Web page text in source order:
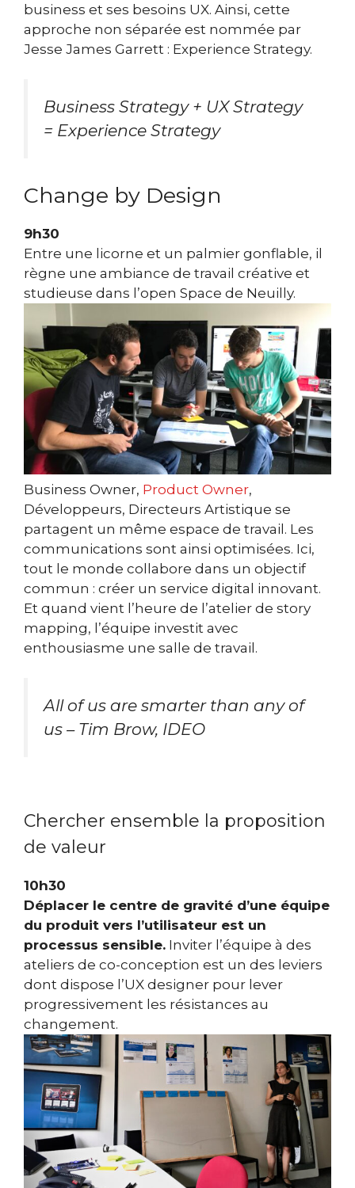
business et ses besoins UX. Ainsi, cette
approche non séparée est nommée par
Jesse James Garrett : Experience Strategy.
Business Strategy + UX Strategy
= Experience Strategy
Change by Design
9h30
Entre une licorne et un palmier gonflable, il
règne une ambiance de travail créative et
studieuse dans l’open Space de Neuilly.
Business Owner, Product Owner,
Développeurs, Directeurs Artistique se
partagent un même espace de travail. Les
communications sont ainsi optimisées. Ici,
tout le monde collabore dans un objectif
commun : créer un service digital innovant.
Et quand vient l’heure de l’atelier de story
mapping, l’équipe investit avec
enthousiasme une salle de travail.
All of us are smarter than any of
us – Tim Brow, IDEO
Chercher ensemble la proposition
de valeur
10h30
Déplacer le centre de gravité d’une équipe
du produit vers l’utilisateur est un
processus sensible. Inviter l’équipe à des
ateliers de co-conception est un des leviers
dont dispose l’UX designer pour lever
progressivement les résistances au
changement.